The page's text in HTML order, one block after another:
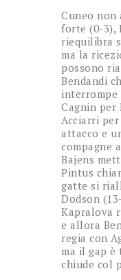
Cuneo non
forte (0-3),
riequilibra
ma la
possono
Bendandi
interrompe
Cagnin
Acciarri
attacco e
compagne
Bajens
Pintus
gatte si
Dodson
Kapralova
e allora
regia con
ma il gap è
chiude col